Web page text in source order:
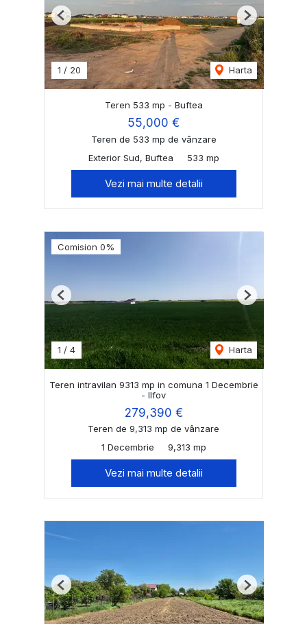
1 / 20 Harta
Previous Next
Teren 533 mp - Buftea
55,000 €
Teren de 533 mp de vânzare
Exterior Sud, Buftea
533 mp
Vezi mai multe detalii
Comision 0%
1 / 4 Harta
Previous Next
Teren intravilan 9313 mp in comuna 1 Decembrie
- Ilfov
279,390 €
Teren de 9,313 mp de vânzare
1 Decembrie
9,313 mp
Vezi mai multe detalii
Previous Next